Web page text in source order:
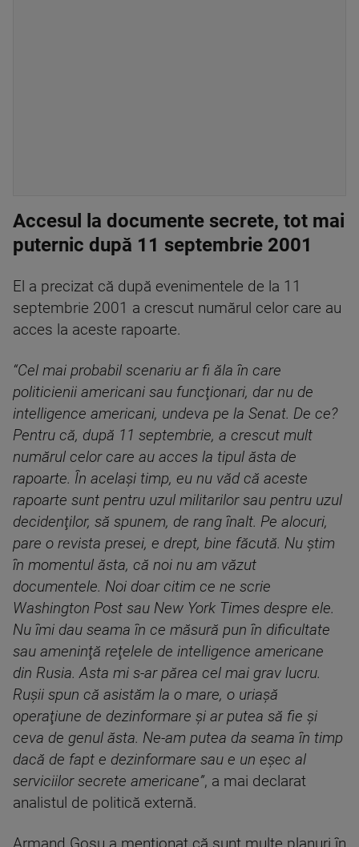
Accesul la documente secrete, tot mai
puternic după 11 septembrie 2001
El a precizat că după evenimentele de la 11
septembrie 2001 a crescut numărul celor care au
acces la aceste rapoarte.
“Cel mai probabil scenariu ar fi ăla în care
politicienii americani sau funcţionari, dar nu de
intelligence americani, undeva pe la Senat. De ce?
Pentru că, după 11 septembrie, a crescut mult
numărul celor care au acces la tipul ăsta de
rapoarte. În acelaşi timp, eu nu văd că aceste
rapoarte sunt pentru uzul militarilor sau pentru uzul
decidenţilor, să spunem, de rang înalt. Pe alocuri,
pare o revista presei, e drept, bine făcută. Nu ştim
în momentul ăsta, că noi nu am văzut
documentele. Noi doar citim ce ne scrie
Washington Post sau New York Times despre ele.
Nu îmi dau seama în ce măsură pun în dificultate
sau ameninţă reţelele de intelligence americane
din Rusia. Asta mi s-ar părea cel mai grav lucru.
Ruşii spun că asistăm la o mare, o uriaşă
operaţiune de dezinformare şi ar putea să fie şi
ceva de genul ăsta. Ne-am putea da seama în timp
dacă de fapt e dezinformare sau e un eşec al
serviciilor secrete americane”, a mai declarat
analistul de politică externă.